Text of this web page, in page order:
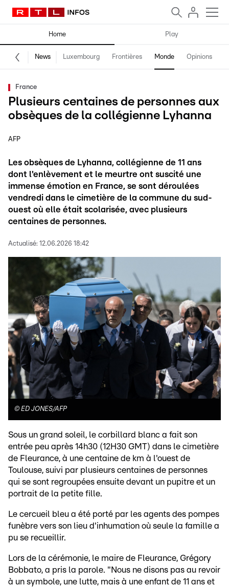
Home Play
News Luxembourg Frontières Monde Opinions
France
Plusieurs centaines de personnes aux
obsèques de la collégienne Lyhanna
AFP
Les obsèques de Lyhanna, collégienne de 11 ans
dont l'enlèvement et le meurtre ont suscité une
immense émotion en France, se sont déroulées
vendredi dans le cimetière de la commune du sud-
ouest où elle était scolarisée, avec plusieurs
centaines de personnes.
Actualisé: 12.06.2026 18:42
© ED JONES/AFP
Sous un grand soleil, le corbillard blanc a fait son
entrée peu après 14h30 (12H30 GMT) dans le cimetière
de Fleurance, à une centaine de km à l'ouest de
Toulouse, suivi par plusieurs centaines de personnes
qui se sont regroupées ensuite devant un pupitre et un
portrait de la petite fille.
Le cercueil bleu a été porté par les agents des pompes
funèbre vers son lieu d'inhumation où seule la famille a
pu se recueillir.
Lors de la cérémonie, le maire de Fleurance, Grégory
Bobbato, a pris la parole. "Nous ne disons pas au revoir
à un symbole, une lutte, mais à une enfant de 11 ans et